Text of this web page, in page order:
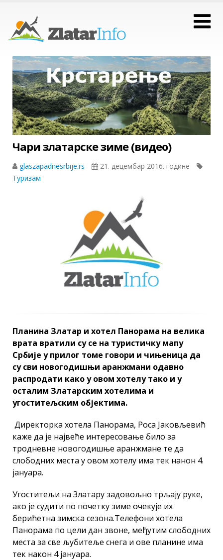
Чари златарске зиме (видео)
glaszapadnesrbije.rs
21. децембар 2016. године
Туризам
Планина Златар и хотел Панорама на велика
врата вратили су се на туристичку мапу
Србије у прилог томе говори и чињеница да
су сви новогодишњи аранжмани одавно
распродати како у овом хотелу тако и у
осталим Златарским хотелима и
угоститељским објектима.
Директорка хотела Панорама, Роса Јаковљевић
каже да је највеће интересовање било за
тродневне новогодишње аранжмане те да
слободних места у овом хотелу има тек нанон 4.
јануара.
Угоститељи на Златару задовољно трљају руке,
ако је судити по почетку зиме очекује их
берићетна зимска сезона.Телефони хотела
Панорама по цели дан звоне, међутим слободних
места за све љубитеље снега и ове планине има
тек након 4 јануара.